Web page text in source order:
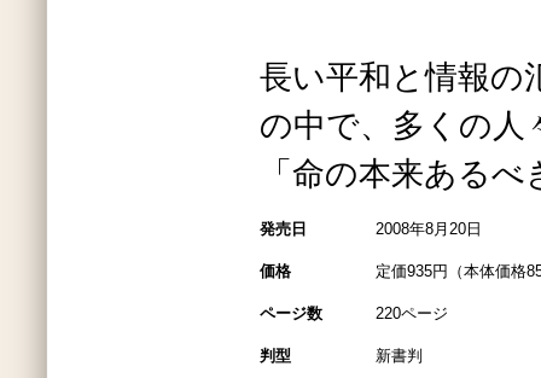
長い平和と情報の
の中で、多くの人
「命の本来ある
発売日 2008年8月20日
価格 定価935円（本体価格
ページ数 220ページ
判型 新書判